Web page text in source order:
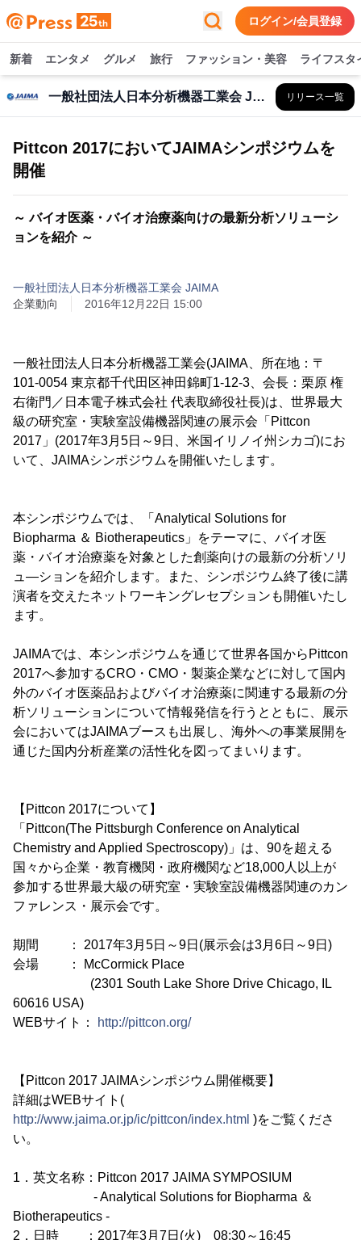
ログイン/会員登録
新着 エンタメ グルメ 旅行 ファッション・美容 ライフスタ
一般社団法人日本分析機器工業会 JAIMA リリース一覧
Pittcon 2017においてJAIMAシンポジウムを
開催
～ バイオ医薬・バイオ治療薬向けの最新分析ソリューシ
ョンを紹介 ～
一般社団法人日本分析機器工業会 JAIMA
企業動向
2016年12月22日 15:00
一般社団法人日本分析機器工業会(JAIMA、所在地：〒
101-0054 東京都千代田区神田錦町1-12-3、会長：栗原 権
右衛門／日本電子株式会社 代表取締役社長)は、世界最大
級の研究室・実験室設備機器関連の展示会「Pittcon
2017」(2017年3月5日～9日、米国イリノイ州シカゴ)にお
いて、JAIMAシンポジウムを開催いたします。
本シンポジウムでは、「Analytical Solutions for
Biopharma ＆ Biotherapeutics」をテーマに、バイオ医
薬・バイオ治療薬を対象とした創薬向けの最新の分析ソリ
ュ―ションを紹介します。また、シンポジウム終了後に講
演者を交えたネットワーキングレセプションも開催いたし
ます。
JAIMAでは、本シンポジウムを通じて世界各国からPittcon
2017へ参加するCRO・CMO・製薬企業などに対して国内
外のバイオ医薬品およびバイオ治療薬に関連する最新の分
析ソリューションについて情報発信を行うとともに、展示
会においてはJAIMAブースも出展し、海外への事業展開を
通じた国内分析産業の活性化を図ってまいります。
【Pittcon 2017について】
「Pittcon(The Pittsburgh Conference on Analytical
Chemistry and Applied Spectroscopy)」は、90を超える
国々から企業・教育機関・政府機関など18,000人以上が
参加する世界最大級の研究室・実験室設備機器関連のカン
ファレンス・展示会です。
期間 ： 2017年3月5日～9日(展示会は3月6日～9日)
会場 ： McCormick Place
(2301 South Lake Shore Drive Chicago, IL
60616 USA)
WEBサイト：
http://pittcon.org/
【Pittcon 2017 JAIMAシンポジウム開催概要】
詳細はWEBサイト(
http://www.jaima.or.jp/ic/pittcon/index.html )をご覧くださ
い。
1．英文名称：Pittcon 2017 JAIMA SYMPOSIUM
- Analytical Solutions for Biopharma ＆
Biotherapeutics -
2．日時 ：2017年3月7日(火) 08:30～16:45